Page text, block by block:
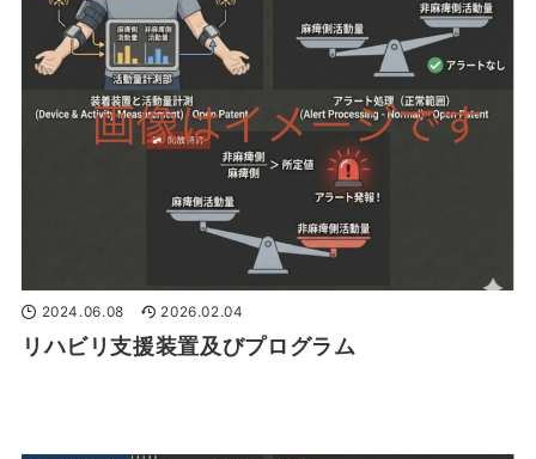
2024.06.08 2026.02.04
リハビリ支援装置及びプログラム